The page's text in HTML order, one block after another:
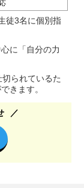
徒3名に個別指
に「自分の力
られているた
きます。